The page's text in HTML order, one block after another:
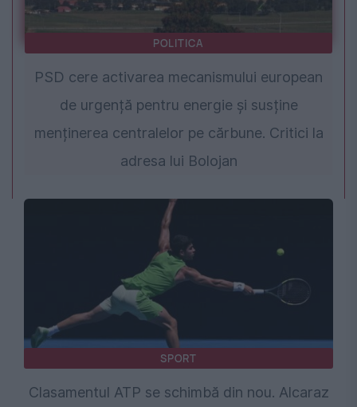
POLITICA
PSD cere activarea mecanismului european
de urgență pentru energie și susține
menținerea centralelor pe cărbune. Critici la
adresa lui Bolojan
SPORT
Clasamentul ATP se schimbă din nou. Alcaraz